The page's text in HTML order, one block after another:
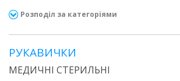
Розподіл за категоріями
РУКАВИЧКИ
МЕДИЧНІ СТЕРИЛЬНІ